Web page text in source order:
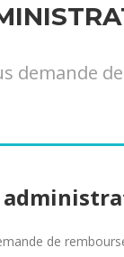
demande
de